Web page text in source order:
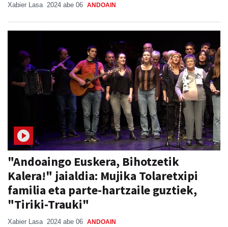
Xabier Lasa 2024 abe 06 ANDOAIN
"Andoaingo Euskera, Bihotzetik
Kalera!" jaialdia: Mujika Tolaretxipi
familia eta parte-hartzaile guztiek,
"Tiriki-Trauki"
Xabier Lasa 2024 abe 06 ANDOAIN